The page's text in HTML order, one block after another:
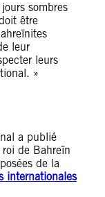
sombres
être
leur
leurs
»
a publié
de Bahreïn
de la
internationales